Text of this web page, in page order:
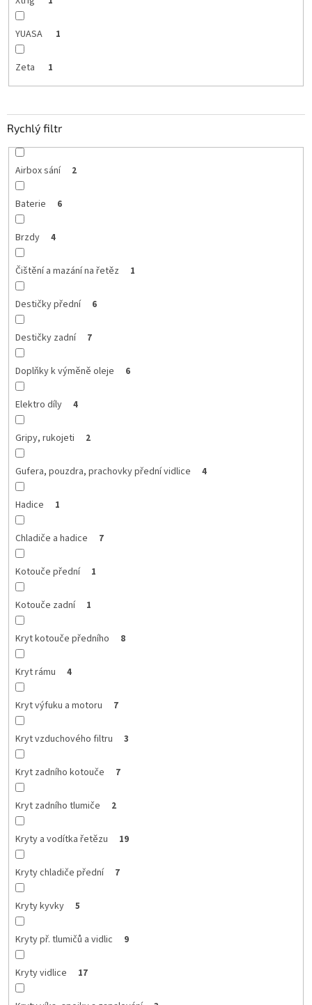
YUASA 1
Zeta 1
Rychlý filtr
Airbox sání 2
Baterie 6
Brzdy 4
Čištění a mazání na řetěz 1
Destičky přední 6
Destičky zadní 7
Doplňky k výměně oleje 6
Elektro díly 4
Gripy, rukojeti 2
Gufera, pouzdra, prachovky přední vidlice 4
Hadice 1
Chladiče a hadice 7
Kotouče přední 1
Kotouče zadní 1
Kryt kotouče předního 8
Kryt rámu 4
Kryt výfuku a motoru 7
Kryt vzduchového filtru 3
Kryt zadního kotouče 7
Kryt zadního tlumiče 2
Kryty a vodítka řetězu 19
Kryty chladiče přední 7
Kryty kyvky 5
Kryty př. tlumičů a vidlic 9
Kryty vidlice 17